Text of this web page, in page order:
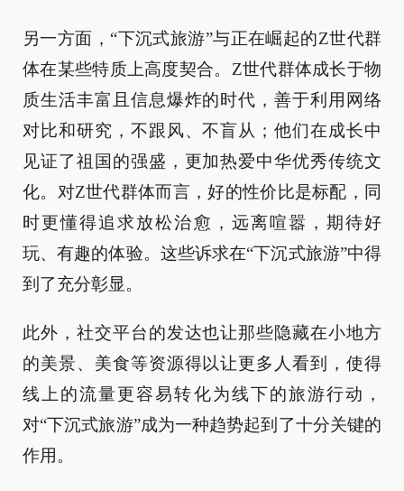
另一方面，“下沉式旅游”与正在崛起的Z世代群
体在某些特质上高度契合。Z世代群体成长于物
质生活丰富且信息爆炸的时代，善于利用网络
对比和研究，不跟风、不盲从；他们在成长中
见证了祖国的强盛，更加热爱中华优秀传统文
化。对Z世代群体而言，好的性价比是标配，同
时更懂得追求放松治愈，远离喧嚣，期待好
玩、有趣的体验。这些诉求在“下沉式旅游”中得
到了充分彰显。
此外，社交平台的发达也让那些隐藏在小地方
的美景、美食等资源得以让更多人看到，使得
线上的流量更容易转化为线下的旅游行动，
对“下沉式旅游”成为一种趋势起到了十分关键的
作用。